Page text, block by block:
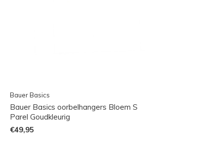
Bauer Basics
Bauer Basics oorbelhangers Bloem S
Parel Goudkleurig
€49,95